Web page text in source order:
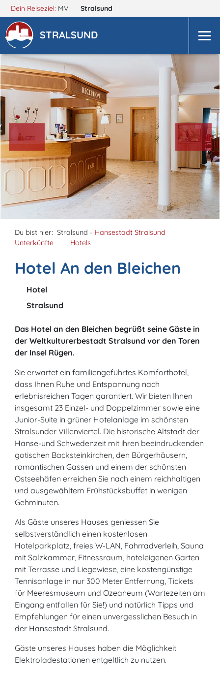
Dein Reiseziel: MV Stralsund
STRALSUND
Du bist hier: Stralsund - Hansestadt Stralsund
Unterkünfte
Hotels
Hotel An den Bleichen
Hotel
Stralsund
Das Hotel an den Bleichen begrüßt seine Gäste in
der Weltkulturerbestadt Stralsund vor den Toren
der Insel Rügen.
Sie erwartet ein familiengeführtes Komforthotel,
dass Ihnen Ruhe und Entspannung nach
erlebnisreichen Tagen garantiert. Wir bieten Ihnen
insgesamt 23 Einzel- und Doppelzimmer sowie eine
Junior-Suite in grüner Hotelanlage im schönsten
Stralsunder Villenviertel. Die historische Altstadt der
Hanse-und Schwedenzeit mit ihren beeindruckenden
gotischen Backsteinkirchen, den Bürgerhäusern,
romantischen Gassen und einem der schönsten
Ostseehäfen erreichen Sie nach einem reichhaltigen
und ausgewähltem Frühstücksbuffet in wenigen
Gehminuten.
Als Gäste unseres Hauses geniessen Sie
selbstverständlich einen kostenlosen
Hotelparkplatz, freies W-LAN, Fahrradverleih, Sauna
mit Salzkammer, Fitnessraum, hoteleigenen Garten
mit Terrasse und Liegewiese, eine kostengünstige
Tennisanlage in nur 300 Meter Entfernung, Tickets
für Meeresmuseum und Ozeaneum (Wartezeiten am
Eingang entfallen für Sie!) und natürlich Tipps und
Empfehlungen für einen unvergesslichen Besuch in
der Hansestadt Stralsund.
Gäste unseres Hauses haben die Möglichkeit
Elektroladestationen entgeltlich zu nutzen.